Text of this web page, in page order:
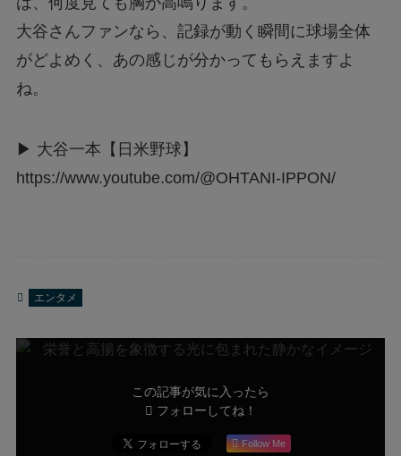
大谷さんファンなら、記録が動く瞬間に球場全体
がどよめく、あの感じが分かってもらえますよ
ね。
▶ 大谷一本【日米野球】
https://www.youtube.com/@OHTANI-IPPON/
エンタメ
この記事が気に入ったら
フォローしてね！
Follow Me